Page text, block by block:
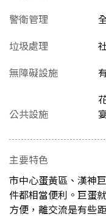
警衛管理
垃圾處理
無障礙設施
公共設施
主要特色
市中心蛋黃區、漢神
件都相當便利。巨蛋
方便，離交流是有些